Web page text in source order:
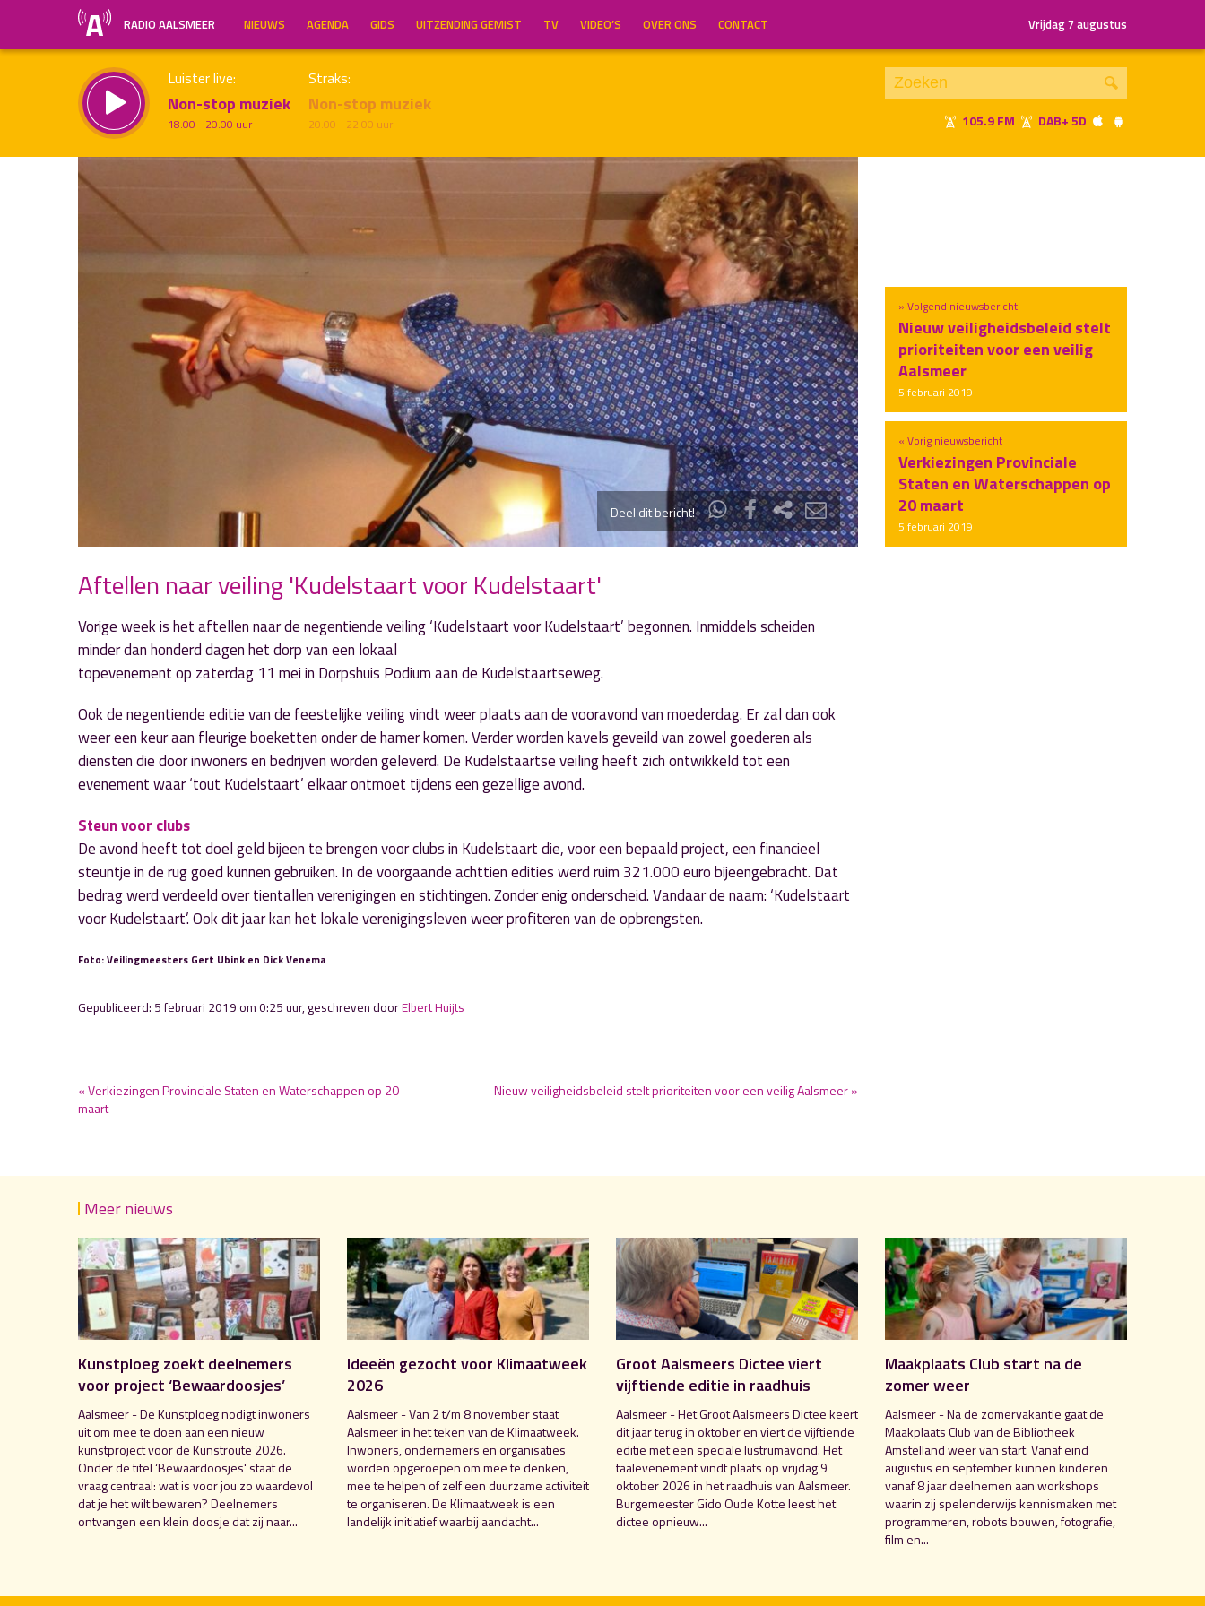
RADIO AALSMEER NIEUWS AGENDA GIDS UITZENDING GEMIST TV VIDEO’S OVER ONS CONTACT Vrijdag 7 augustus
Luister live:
Non-stop muziek
18.00 - 20.00 uur
Straks:
Non-stop muziek
20.00 - 22.00 uur 105.9 FM DAB+ 5D
Deel dit bericht!
« Vorig nieuwsbericht
Verkiezingen Provinciale
Staten en Waterschappen op
20 maart
5 februari 2019
» Volgend nieuwsbericht
Nieuw veiligheidsbeleid stelt
prioriteiten voor een veilig
Aalsmeer
5 februari 2019
Aftellen naar veiling 'Kudelstaart voor Kudelstaart'
Vorige week is het aftellen naar de negentiende veiling ‘Kudelstaart voor Kudelstaart’ begonnen. Inmiddels scheiden
minder dan honderd dagen het dorp van een lokaal
topevenement op zaterdag 11 mei in Dorpshuis Podium aan de Kudelstaartseweg.
Ook de negentiende editie van de feestelijke veiling vindt weer plaats aan de vooravond van moederdag. Er zal dan ook
weer een keur aan fleurige boeketten onder de hamer komen. Verder worden kavels geveild van zowel goederen als
diensten die door inwoners en bedrijven worden geleverd. De Kudelstaartse veiling heeft zich ontwikkeld tot een
evenement waar ‘tout Kudelstaart’ elkaar ontmoet tijdens een gezellige avond.
Steun voor clubs
De avond heeft tot doel geld bijeen te brengen voor clubs in Kudelstaart die, voor een bepaald project, een financieel
steuntje in de rug goed kunnen gebruiken. In de voorgaande achttien edities werd ruim 321.000 euro bijeengebracht. Dat
bedrag werd verdeeld over tientallen verenigingen en stichtingen. Zonder enig onderscheid. Vandaar de naam: ‘Kudelstaart
voor Kudelstaart’. Ook dit jaar kan het lokale verenigingsleven weer profiteren van de opbrengsten.
Foto: Veilingmeesters Gert Ubink en Dick Venema
Gepubliceerd: 5 februari 2019 om 0:25 uur, geschreven doorElbert Huijts
« Verkiezingen Provinciale Staten en Waterschappen op 20
maart
Nieuw veiligheidsbeleid stelt prioriteiten voor een veilig Aalsmeer »
Meer nieuws
Kunstploeg zoekt deelnemers
voor project ‘Bewaardoosjes’
Aalsmeer - De Kunstploeg nodigt inwoners
uit om mee te doen aan een nieuw
kunstproject voor de Kunstroute 2026.
Onder de titel ‘Bewaardoosjes' staat de
vraag centraal: wat is voor jou zo waardevol
dat je het wilt bewaren? Deelnemers
ontvangen een klein doosje dat zij naar...
Ideeën gezocht voor Klimaatweek
2026
Aalsmeer - Van 2 t/m 8 november staat
Aalsmeer in het teken van de Klimaatweek.
Inwoners, ondernemers en organisaties
worden opgeroepen om mee te denken,
mee te helpen of zelf een duurzame activiteit
te organiseren. De Klimaatweek is een
landelijk initiatief waarbij aandacht...
Groot Aalsmeers Dictee viert
vijftiende editie in raadhuis
Aalsmeer - Het Groot Aalsmeers Dictee keert
dit jaar terug in oktober en viert de vijftiende
editie met een speciale lustrumavond. Het
taalevenement vindt plaats op vrijdag 9
oktober 2026 in het raadhuis van Aalsmeer.
Burgemeester Gido Oude Kotte leest het
dictee opnieuw...
Maakplaats Club start na de
zomer weer
Aalsmeer - Na de zomervakantie gaat de
Maakplaats Club van de Bibliotheek
Amstelland weer van start. Vanaf eind
augustus en september kunnen kinderen
vanaf 8 jaar deelnemen aan workshops
waarin zij spelenderwijs kennismaken met
programmeren, robots bouwen, fotografie,
film en...